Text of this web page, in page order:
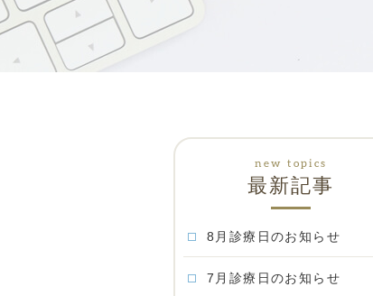
最新記事
8月診療日のお知らせ
7月診療日のお知らせ